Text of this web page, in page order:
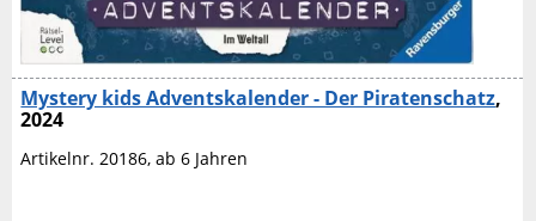
Mystery kids Adventskalender - Der Piratenschatz,
2024
Artikelnr. 20186, ab 6 Jahren